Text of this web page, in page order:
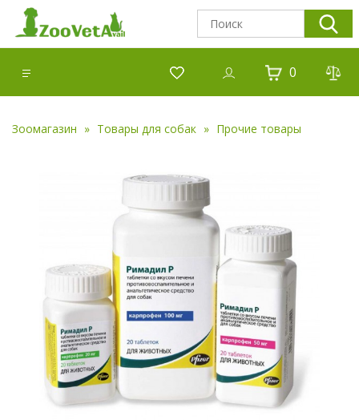
0
Зоомагазин Товары для собак Прочие товары